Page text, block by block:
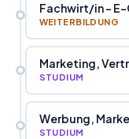
Fachwirt/in -
WEITERBILDUNG
Marketing,
STUDIUM
Werbung,
STUDIUM